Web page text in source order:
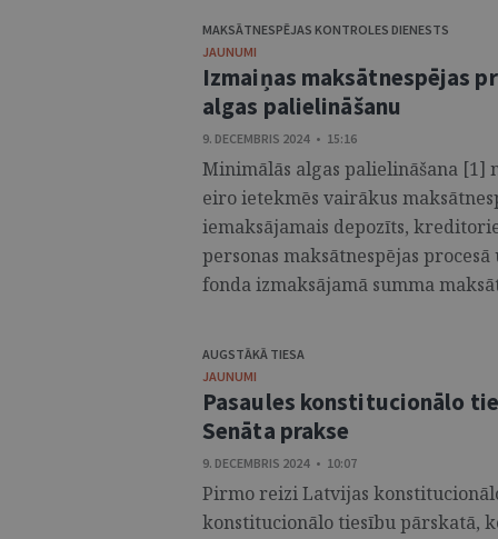
MAKSĀTNESPĒJAS KONTROLES DIENESTS
JAUNUMI
Izmaiņas maksātnespējas
algas palielināšanu
9. DECEMBRIS 2024 • 15:16
Minimālās algas palielināšana [1]
eiro ietekmēs vairākus
iemaksājamais depozīts,
personas maksātnespējas
fonda izmaksājamā summa
AUGSTĀKĀ TIESA
JAUNUMI
Pasaules konstitucionālo
Senāta prakse
9. DECEMBRIS 2024 • 10:07
Pirmo reizi Latvijas
konstitucionālo tiesību pārskatā,